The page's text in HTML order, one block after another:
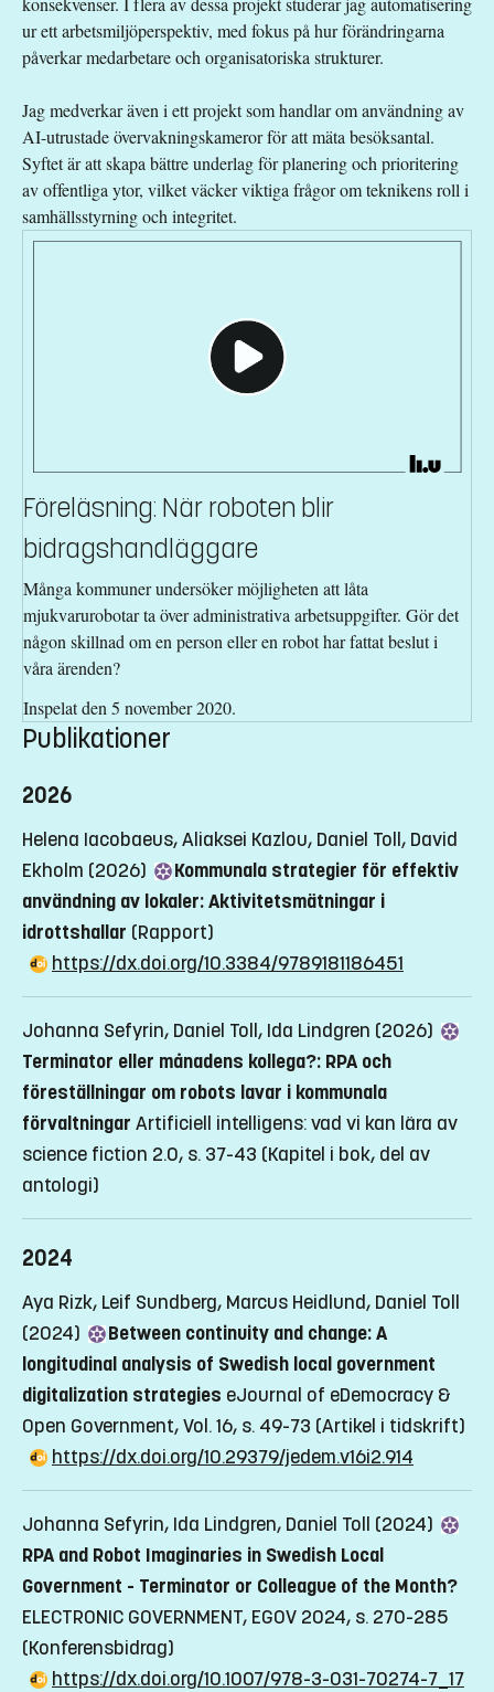
ur ett arbetsmiljöperspektiv, med fokus på hur förändringarna
påverkar medarbetare och organisatoriska strukturer.
Jag medverkar även i ett projekt som handlar om användning av
AI-utrustade övervakningskameror för att mäta besöksantal.
Syftet är att skapa bättre underlag för planering och prioritering
av offentliga ytor, vilket väcker viktiga frågor om teknikens roll i
samhällsstyrning och integritet.
Föreläsning: När roboten blir
bidragshandläggare
Många kommuner undersöker möjligheten att låta
mjukvarurobotar ta över administrativa arbetsuppgifter. Gör det
någon skillnad om en person eller en robot har fattat beslut i
våra ärenden?
Inspelat den 5 november 2020.
Publikationer
2026
Helena Iacobaeus, Aliaksei Kazlou, Daniel Toll, David
Ekholm (2026)
Kommunala strategier för effektiv
användning av lokaler: Aktivitetsmätningar i
idrottshallar (Rapport)
https://dx.doi.org/10.3384/9789181186451
Johanna Sefyrin, Daniel Toll, Ida Lindgren (2026)
Terminator eller månadens kollega?: RPA och
föreställningar om robots lavar i kommunala
förvaltningar Artificiell intelligens: vad vi kan lära av
science fiction 2.0, s. 37-43 (Kapitel i bok, del av
antologi)
2024
Aya Rizk, Leif Sundberg, Marcus Heidlund, Daniel Toll
(2024)
Between continuity and change: A
longitudinal analysis of Swedish local government
digitalization strategies eJournal of eDemocracy &
Open Government, Vol. 16, s. 49-73 (Artikel i tidskrift)
https://dx.doi.org/10.29379/jedem.v16i2.914
Johanna Sefyrin, Ida Lindgren, Daniel Toll (2024)
RPA and Robot Imaginaries in Swedish Local
Government - Terminator or Colleague of the Month?
ELECTRONIC GOVERNMENT, EGOV 2024, s. 270-285
(Konferensbidrag)
https://dx.doi.org/10.1007/978-3-031-70274-7_17